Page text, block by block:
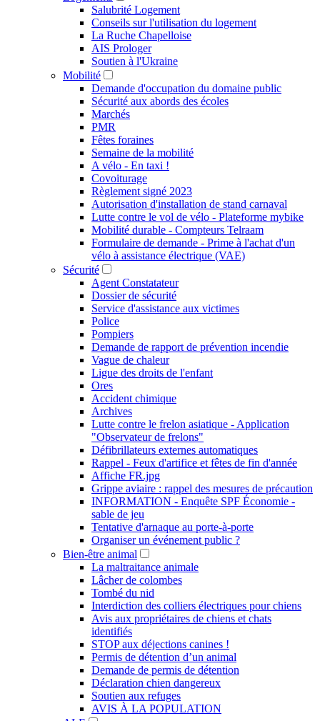
Salubrité Logement
Conseils sur l'utilisation du logement
La Ruche Chapelloise
AIS Prologer
Soutien à l'Ukraine
Mobilité
Demande d'occupation du domaine public
Sécurité aux abords des écoles
Marchés
PMR
Fêtes foraines
Semaine de la mobilité
A vélo - En taxi !
Covoiturage
Règlement signé 2023
Autorisation d'installation de stand carnaval
Lutte contre le vol de vélo - Plateforme mybike
Mobilité durable - Compteurs Telraam
Formulaire de demande - Prime à l'achat d'un
vélo à assistance électrique (VAE)
Sécurité
Agent Constatateur
Dossier de sécurité
Service d'assistance aux victimes
Police
Pompiers
Demande de rapport de prévention incendie
Vague de chaleur
Ligue des droits de l'enfant
Ores
Accident chimique
Archives
Lutte contre le frelon asiatique - Application
"Observateur de frelons"
Défibrillateurs externes automatiques
Rappel - Feux d'artifice et fêtes de fin d'année
Affiche FR.jpg
Grippe aviaire : rappel des mesures de précaution
INFORMATION - Enquête SPF Économie -
sable de jeu
Tentative d'arnaque au porte-à-porte
Organiser un événement public ?
Bien-être animal
La maltraitance animale
Lâcher de colombes
Tombé du nid
Interdiction des colliers électriques pour chiens
Avis aux propriétaires de chiens et chats
identifiés
STOP aux déjections canines !
Permis de détention d’un animal
Demande de permis de détention
Déclaration chien dangereux
Soutien aux refuges
AVIS À LA POPULATION